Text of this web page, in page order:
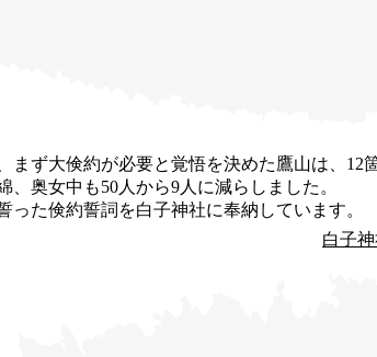
まず大倹約が必要と覚悟を決めた鷹山は、
奥女中も50人から9人に減らしました。
った倹約誓詞を白子神社に奉納しています。
白子